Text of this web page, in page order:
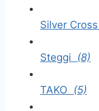
Silver Cross
Steggi (8)
TAKO (5)